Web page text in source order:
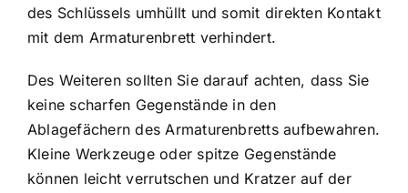
des Schlüssels umhüllt und somit direkten Kontakt
mit dem Armaturenbrett verhindert.
Des Weiteren sollten Sie darauf achten, dass Sie
keine scharfen Gegenstände in den
Ablagefächern des Armaturenbretts aufbewahren.
Kleine Werkzeuge oder spitze Gegenstände
können leicht verrutschen und Kratzer auf der